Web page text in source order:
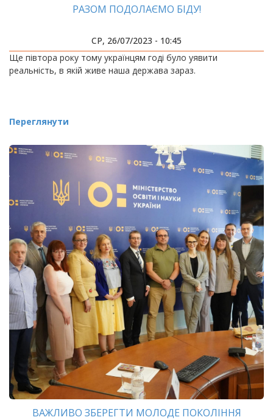
РАЗОМ ПОДОЛАЄМО БІДУ!
СР, 26/07/2023 - 10:45
Ще півтора року тому українцям годі було уявити
реальність, в якій живе наша держава зараз.
Переглянути
ВАЖЛИВО ЗБЕРЕГТИ МОЛОДЕ ПОКОЛІННЯ